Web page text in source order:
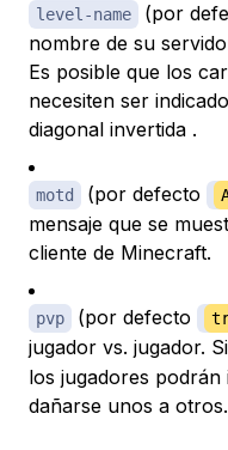
level-name (por
nombre de su
Es posible que los
necesiten ser
diagonal invertida .
motd (por defecto
mensaje que se
cliente de Minecraft.
pvp (por defecto
jugador vs. jugador.
los jugadores
dañarse unos a otros.